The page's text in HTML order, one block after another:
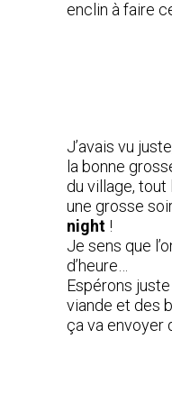
enclin à faire
J’avais vu
la bonne
du village,
une grosse
night !
Je sens que
d’heure…
Espérons
viande et des
ça va envoyer